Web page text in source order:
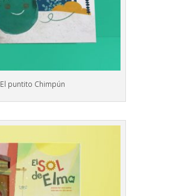
El puntito Chimpún